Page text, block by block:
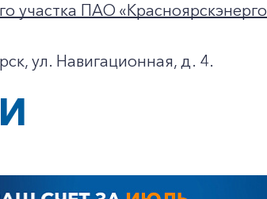
участка ПАО
ул. Навигационная, д. 4.